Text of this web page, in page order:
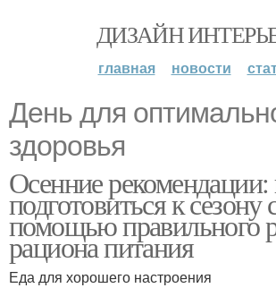
ДИЗАЙН
главная новости
День для
здоровья
Осенние рекомендации:
подготовиться к сезону
помощью правильного
рациона питания
Еда для хорошего настроения